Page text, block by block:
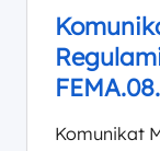
poniższej
projektów
Komunikat